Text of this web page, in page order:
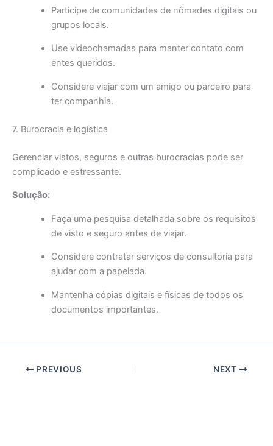
Participe de comunidades de nômades digitais ou
grupos locais.
Use videochamadas para manter contato com
entes queridos.
Considere viajar com um amigo ou parceiro para
ter companhia.
7. Burocracia e logística
Gerenciar vistos, seguros e outras burocracias pode ser
complicado e estressante.
Solução:
Faça uma pesquisa detalhada sobre os requisitos
de visto e seguro antes de viajar.
Considere contratar serviços de consultoria para
ajudar com a papelada.
Mantenha cópias digitais e físicas de todos os
documentos importantes.
PREVIOUS NEXT